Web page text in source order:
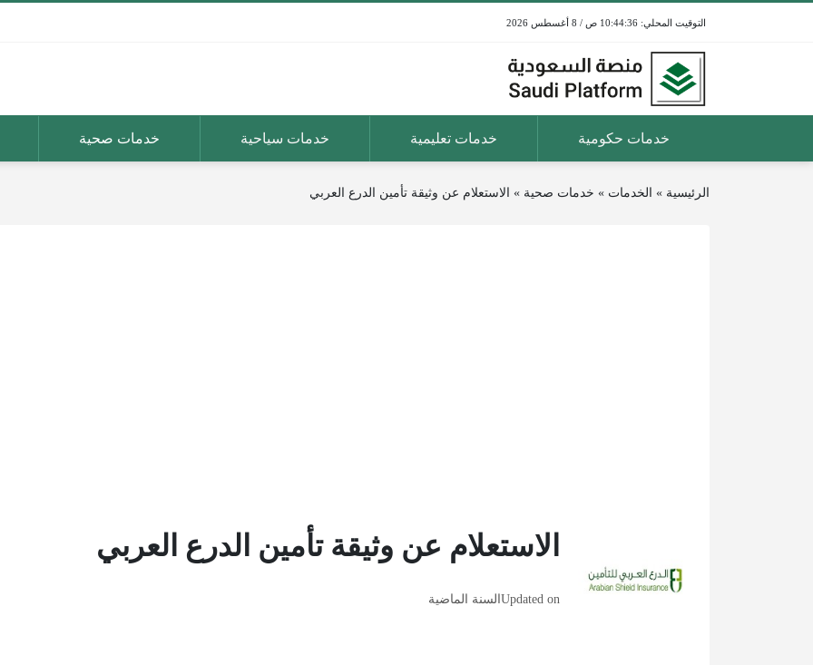
10:44:36 ص / 8 أغسطس 2026
خدمات حكومية خدمات تعليمية خدمات سياحية خدمات صحية
الرئيسية » الخدمات » خدمات صحية » الاستعلام عن وثيقة تأمين الدرع العربي
الاستعلام عن وثيقة تأمين الدرع العربي
Updated onالسنة الماضية